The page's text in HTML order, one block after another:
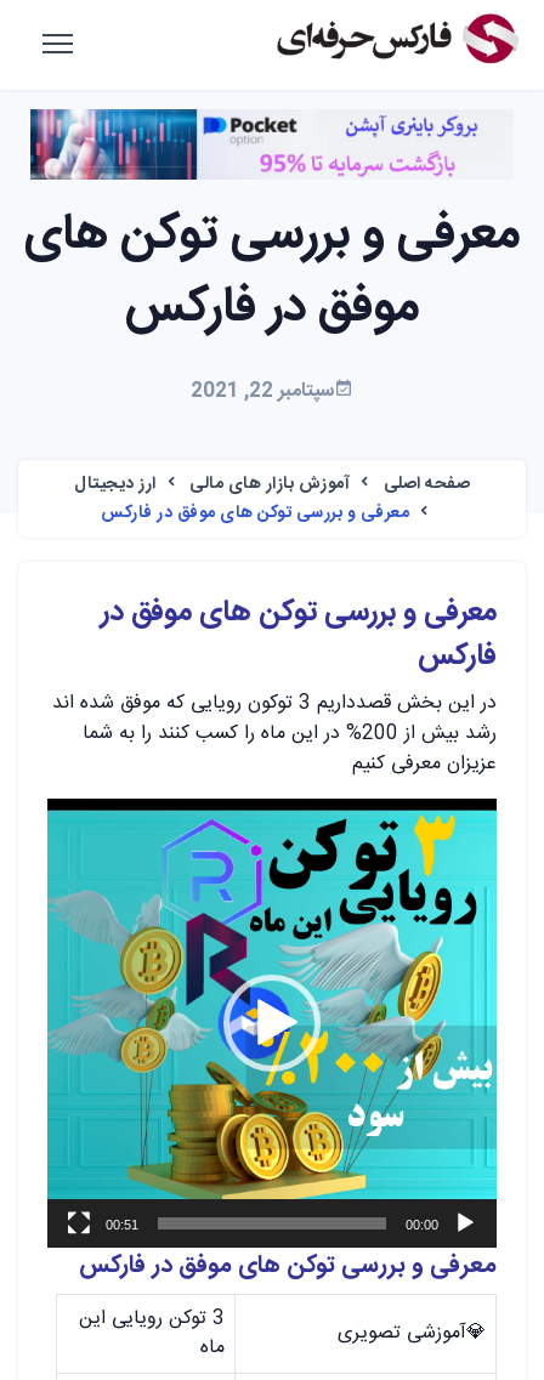
معرفی و بررسی توکن های
موفق در فارکس
سپتامبر 22, 2021
صفحه اصلی آموزش بازار های مالی
ارز دیجیتال
معرفی و بررسی توکن های موفق در فارکس
معرفی و بررسی توکن های موفق در
فارکس
در این بخش قصدداریم 3 توکون رویایی که موفق شده اند
رشد بیش از 200% در این ماه را کسب کنند را به شما
عزیزان معرفی کنیم
نمایشگر
00:00
00:51
معرفی و بررسی توکن های موفق در فارکس
💎آموزشی تصویری
3 توکن رویایی این
ماه